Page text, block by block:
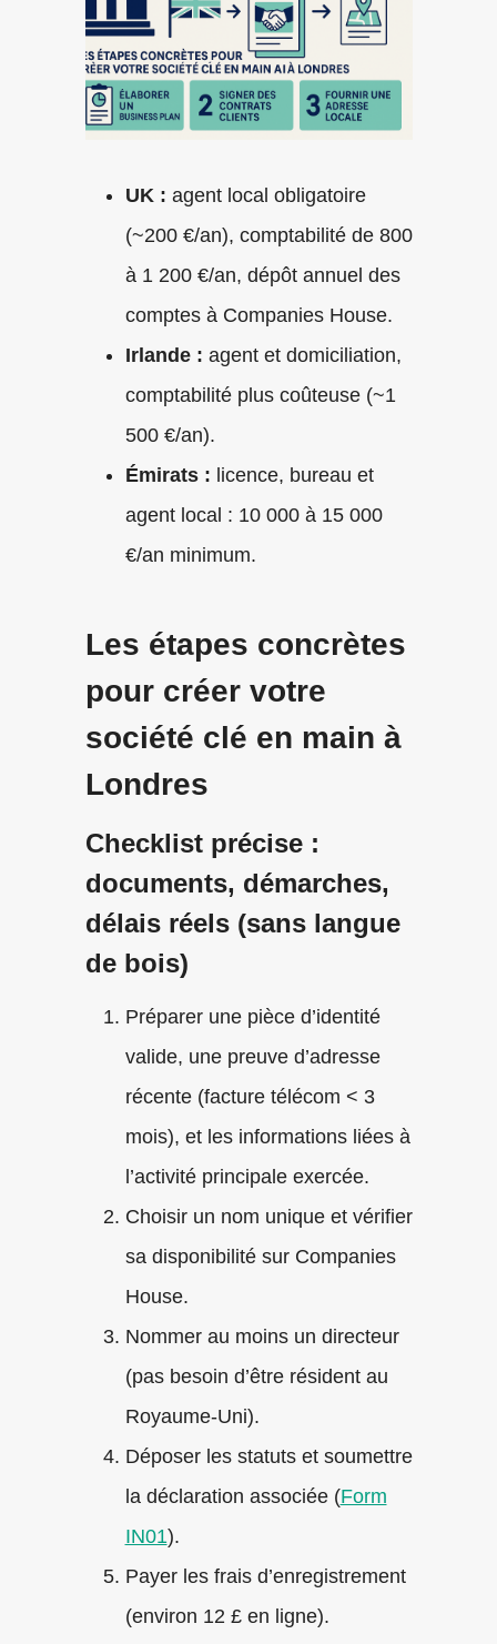
UK : agent local obligatoire
(~200 €/an), comptabilité de 800
à 1 200 €/an, dépôt annuel des
comptes à Companies House.
Irlande : agent et domiciliation,
comptabilité plus coûteuse (~1
500 €/an).
Émirats : licence, bureau et
agent local : 10 000 à 15 000
€/an minimum.
Les étapes concrètes
pour créer votre
société clé en main à
Londres
Checklist précise :
documents, démarches,
délais réels (sans langue
de bois)
Préparer une pièce d’identité
valide, une preuve d’adresse
récente (facture télécom < 3
mois), et les informations liées à
l’activité principale exercée.
Choisir un nom unique et vérifier
sa disponibilité sur Companies
House.
Nommer au moins un directeur
(pas besoin d’être résident au
Royaume-Uni).
Déposer les statuts et soumettre
la déclaration associée (Form
IN01).
Payer les frais d’enregistrement
(environ 12 £ en ligne).